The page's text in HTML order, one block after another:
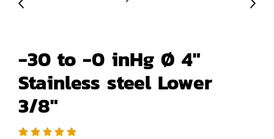
-30 to -0 inHg Ø 4"
Stainless steel Lower
3/8"